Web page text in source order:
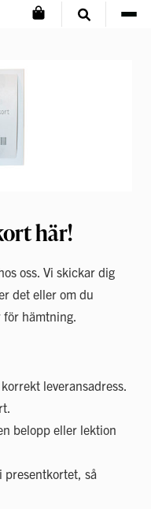
här!
oss. Vi skickar dig
det eller om du
hämtning.
leveransadress.
belopp eller lektion
presentkortet, så